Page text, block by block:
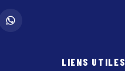
LIENS UTILES